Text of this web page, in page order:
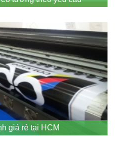
giá rẻ tại HCM